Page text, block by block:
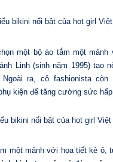
một bộ áo tắm một
Linh (sinh năm 1995) tạo
ra, cô fashionista còn
kiện để tăng cường sức hấp
một mảnh với họa tiết kẻ ô,